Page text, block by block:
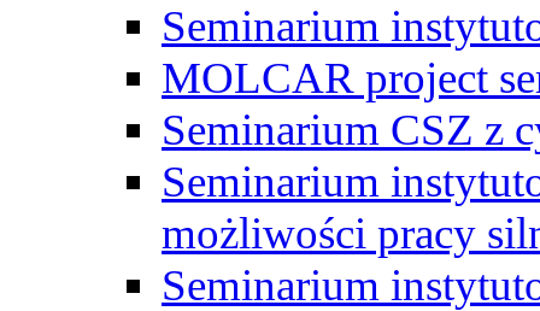
Seminarium
MOLCAR project
Seminarium CSZ z
Seminarium
możliwości pracy
Seminarium